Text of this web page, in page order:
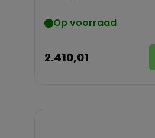
Op voorraad
2.410,01